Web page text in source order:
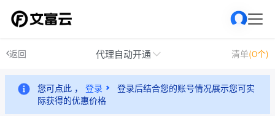
返回 代理自动开通 清单(0个)
您可点此 ， 登录
登录后结合您的账号情况展示您可实
际获得的优惠价格